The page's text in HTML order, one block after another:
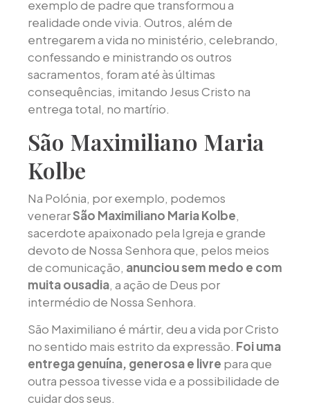
exemplo de padre que transformou a
realidade onde vivia. Outros, além de
entregarem a vida no ministério, celebrando,
confessando e ministrando os outros
sacramentos, foram até às últimas
consequências, imitando Jesus Cristo na
entrega total, no martírio.
São Maximiliano Maria
Kolbe
Na Polónia, por exemplo, podemos
venerarSão Maximiliano Maria Kolbe,
sacerdote apaixonado pela Igreja e grande
devoto de Nossa Senhora que, pelos meios
de comunicação, anunciou sem medo e com
muita ousadia, a ação de Deus por
intermédio de Nossa Senhora.
São Maximiliano é mártir, deu a vida por Cristo
no sentido mais estrito da expressão. Foi uma
entrega genuína, generosa e livre para que
outra pessoa tivesse vida e a possibilidade de
cuidar dos seus.